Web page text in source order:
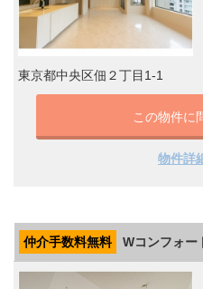
東京都中央区佃２丁目1-1
この物件に
物件詳
仲介手数料無料 Wコンフォー